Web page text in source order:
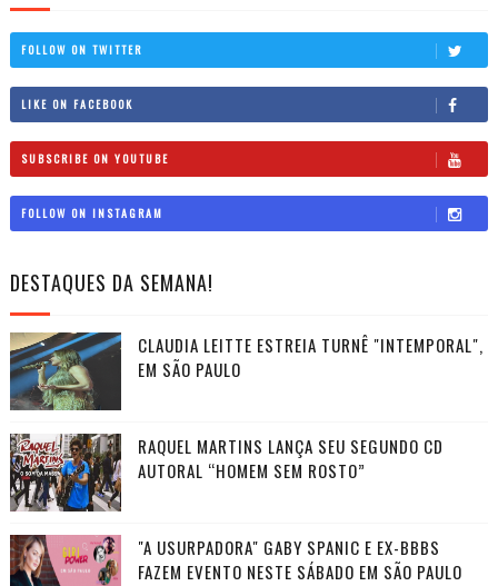
FOLLOW ON TWITTER
LIKE ON FACEBOOK
SUBSCRIBE ON YOUTUBE
FOLLOW ON INSTAGRAM
DESTAQUES DA SEMANA!
CLAUDIA LEITTE ESTREIA TURNÊ "INTEMPORAL",
EM SÃO PAULO
RAQUEL MARTINS LANÇA SEU SEGUNDO CD
AUTORAL “HOMEM SEM ROSTO”
"A USURPADORA" GABY SPANIC E EX-BBBS
FAZEM EVENTO NESTE SÁBADO EM SÃO PAULO